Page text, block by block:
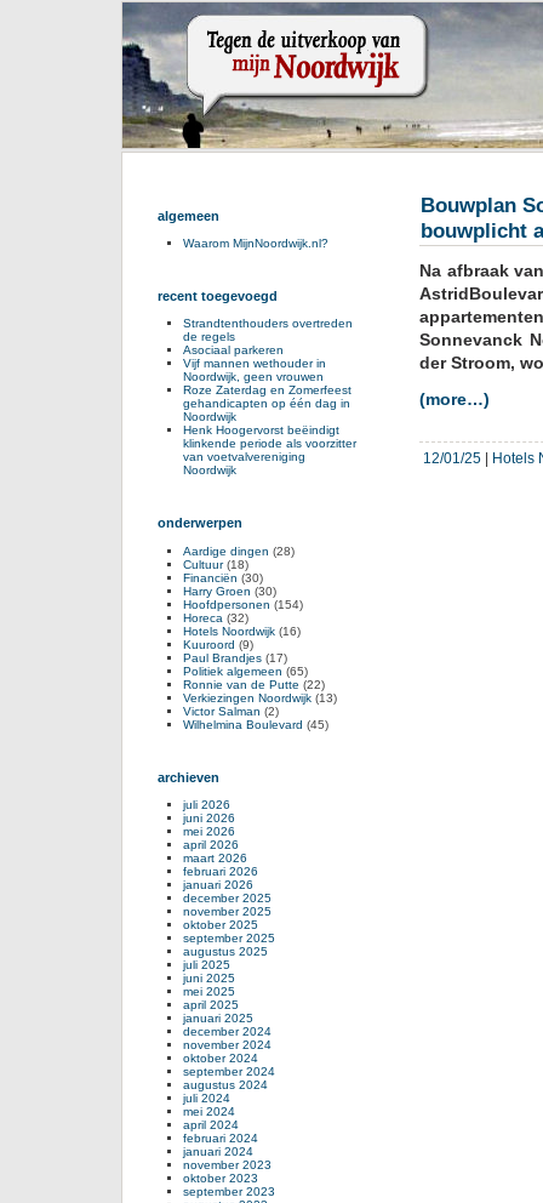
Bouwplan
bouwplicht
Na afbraak
Sonnevanck
der Stroom,
(more…)
12/01/25 Hotels
algemeen
Waarom MijnNoordwijk.nl?
recent toegevoegd
Strandtenthouders overtreden
de regels
Asociaal parkeren
Vijf mannen wethouder in
Noordwijk, geen vrouwen
Roze Zaterdag en Zomerfeest
gehandicapten op één dag in
Noordwijk
Henk Hoogervorst beëindigt
klinkende periode als voorzitter
van voetvalvereniging
Noordwijk
onderwerpen
Aardige dingen (28)
Cultuur(18)
Financiën (30)
Harry Groen (30)
Hoofdpersonen (154)
Horeca (32)
Hotels Noordwijk (16)
Kuuroord (9)
Paul Brandjes (17)
Politiek algemeen (65)
Ronnie van de Putte (22)
Verkiezingen Noordwijk (13)
Victor Salman (2)
Wilhelmina Boulevard (45)
archieven
juli 2026
juni 2026
mei 2026
april 2026
maart 2026
februari 2026
januari 2026
december 2025
november 2025
oktober 2025
september 2025
augustus 2025
juli 2025
juni 2025
mei 2025
april 2025
januari 2025
december 2024
november 2024
oktober 2024
september 2024
augustus 2024
juli 2024
mei 2024
april 2024
februari 2024
januari 2024
november 2023
oktober 2023
september 2023